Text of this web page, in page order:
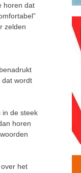
horen dat
zelden
dat wordt
in de steek
horen
het